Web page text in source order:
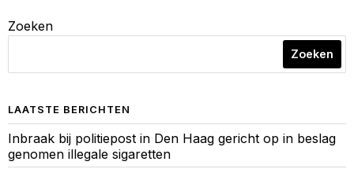
Zoeken
Zoeken
LAATSTE BERICHTEN
Inbraak bij politiepost in Den Haag gericht op in beslag
genomen illegale sigaretten